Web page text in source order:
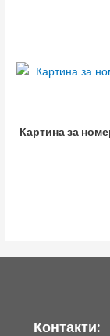
Картина за
Контакти: